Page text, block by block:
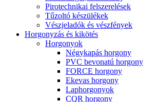
Pirotechnikai felszerelések
Tűzoltó készülékek
Vészjeladók és vészfények
Horgonyzás és kikötés
Horgonyok
Négykapás horgony
PVC bevonatú horgony
FORCE horgony
Ekevas horgony
Laphorgonyok
CQR horgony